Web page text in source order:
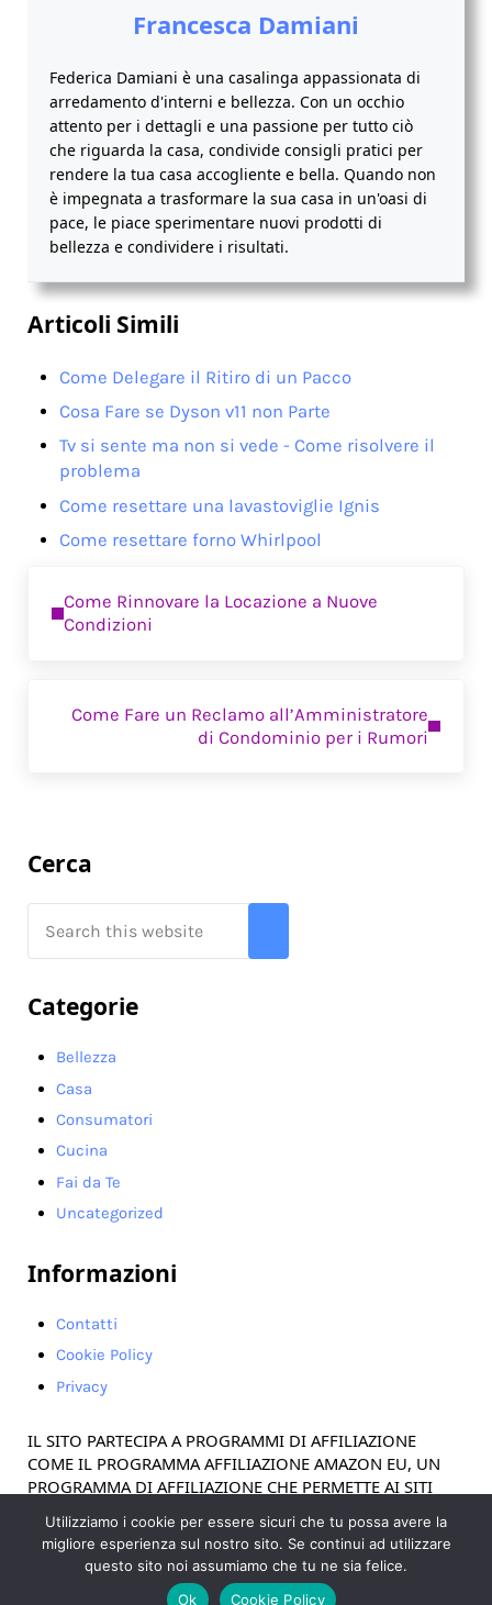
Francesca Damiani
Federica Damiani è una casalinga appassionata di
arredamento d'interni e bellezza. Con un occhio
attento per i dettagli e una passione per tutto ciò
che riguarda la casa, condivide consigli pratici per
rendere la tua casa accogliente e bella. Quando non
è impegnata a trasformare la sua casa in un'oasi di
pace, le piace sperimentare nuovi prodotti di
bellezza e condividere i risultati.
Articoli Simili
Come Delegare il Ritiro di un Pacco
Cosa Fare se Dyson v11​ non Parte
Tv si sente ma non si vede - Come risolvere il
problema
Come resettare una lavastoviglie Ignis
Come resettare forno Whirlpool
Come Rinnovare la Locazione a Nuove
Condizioni
Come Fare un Reclamo all’Amministratore
di Condominio per i Rumori​
Sidebar
Cerca
Categorie
Bellezza
Casa
Consumatori
Cucina
Fai da Te
Uncategorized
Informazioni
Contatti
Cookie Policy
Privacy
IL SITO PARTECIPA A PROGRAMMI DI AFFILIAZIONE
COME IL PROGRAMMA AFFILIAZIONE AMAZON EU, UN
PROGRAMMA DI AFFILIAZIONE CHE PERMETTE AI SITI
PUBBLICIZZANDO E FORNENDO LINK AL SITO
AMAZON.IT. IN QUALITÀ DI AFFILIATO AMAZON, IL
PRESENTE SITO RICEVE UN GUADAGNO PER CIASCUN
Utilizziamo i cookie per essere sicuri che tu possa avere la
migliore esperienza sul nostro sito. Se continui ad utilizzare
questo sito noi assumiamo che tu ne sia felice.
Ok
Cookie Policy